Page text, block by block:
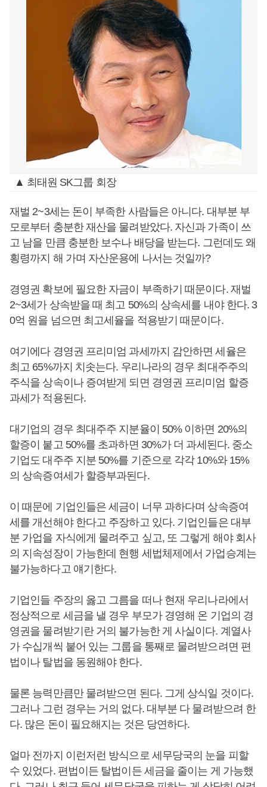
▲ 최태원 SK그룹 회장
재벌 2~3세는 돈이 부족한 사람들은 아니다. 대부분 부
모로부터 충분한 재산을 물려받았다. 자신과 가족이 쓰
고 남을 만큼 충분한 보수나 배당을 받는다. 그런데도 왜
횡령까지 해 가며 자산운용에 나서는 것일까?
경영권 확보에 필요한 자금이 부족하기 때문이다. 재벌
2~3세가 상속받을 때 최고 50%의 상속세를 내야 한다. 3
0억 원을 넘으면 최고세율을 적용받기 때문이다.
여기에다 경영권 프리미엄 과세까지 감안하면 세율은
최고 65%까지 치솟는다. 우리나라의 경우 최대주주의
주식을 상속이나 증여받게 되면 경영권 프리미엄 할증
과세가 적용된다.
대기업의 경우 최대주주 지분율이 50% 이하면 20%의
할증이 붙고 50%를 초과하면 30%가 더 과세된다. 중소
기업도 대주주 지분 50%를 기준으로 각각 10%와 15%
의 상속증여세가 할증부과된다.
이 때문에 기업인들은 세금이 너무 과하다며 상속증여
세를 개선해야 한다고 주장하고 있다. 기업인들은 대부
분 가업을 자식에게 물려주고 싶고, 또 그렇게 해야 회사
의 지속성장이 가능한데 현행 세법체제에서 가업승계는
불가능하다고 얘기한다.
기업인들 주장의 옳고 그름을 떠나 현재 우리나라에서
정상적으로 세금을 낼 경우 부모가 경영해 온 기업의 경
영권을 물려받기란 거의 불가능한 게 사실이다. 계열사
가 수십개씩 붙어 있는 그룹을 통째로 물려받으려면 편
법이나 탈법을 동원해야 한다.
물론 능력만큼만 물려받으면 된다. 그게 상식일 것이다.
그러나 그런 경우는 거의 없다. 대부분 다 물려받으려 한
다. 많은 돈이 필요해지는 것은 당연하다.
얼마 전까지 이런저런 방식으로 세무당국의 눈을 피할
수 있었다. 편법이든 탈법이든 세금을 줄이는 게 가능했